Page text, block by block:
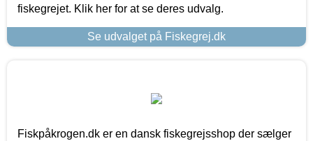
fiskegrejet. Klik her for at se deres udvalg.
Se udvalget på Fiskegrej.dk
Fiskpåkrogen.dk er en dansk fiskegrejsshop der sælger